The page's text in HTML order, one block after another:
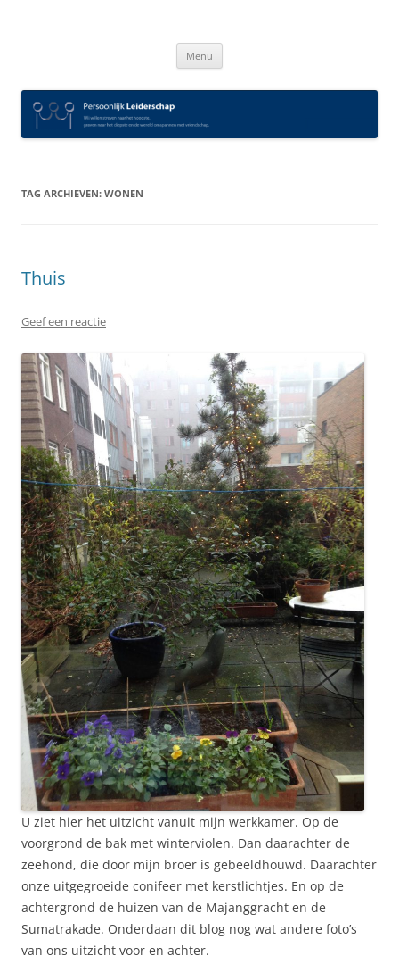
Menu
TAG ARCHIEVEN: WONEN
Thuis
Geef een reactie
U ziet hier het uitzicht vanuit mijn werkkamer. Op de
voorgrond de bak met winterviolen. Dan daarachter de
zeehond, die door mijn broer is gebeeldhouwd. Daarachter
onze uitgegroeide conifeer met kerstlichtjes. En op de
achtergrond de huizen van de Majanggracht en de
Sumatrakade. Onderdaan dit blog nog wat andere foto’s
van ons uitzicht voor en achter.